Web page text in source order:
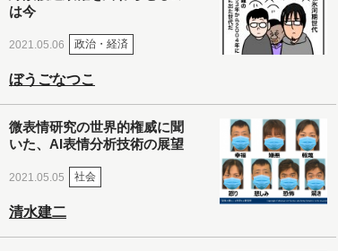
は今
2021.05.06 政治・経済
ぼうごなつこ
微表情研究の世界的権威に聞
いた、AI表情分析技術の展望
2021.05.05 社会
清水建二